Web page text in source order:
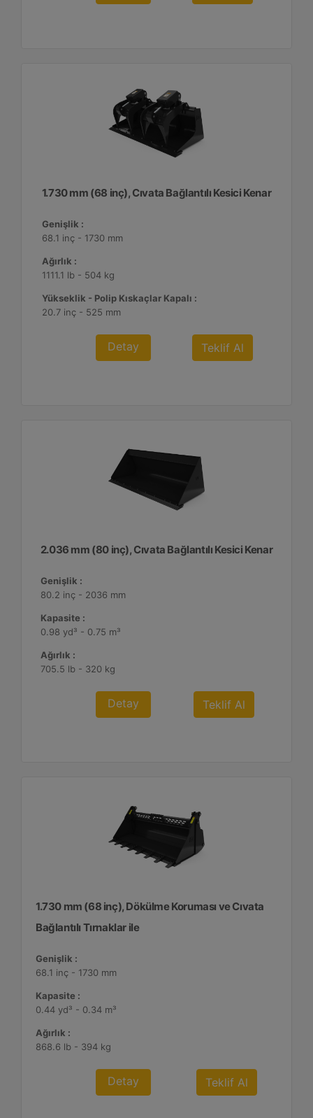
1.730 mm (68 inç), Cıvata Bağlantılı Kesici Kenar
Genişlik :
68.1 inç - 1730 mm
Ağırlık :
1111.1 lb - 504 kg
Yükseklik - Polip Kıskaçlar Kapalı :
20.7 inç - 525 mm
Detay Teklif Al
2.036 mm (80 inç), Cıvata Bağlantılı Kesici Kenar
Genişlik :
80.2 inç - 2036 mm
Kapasite :
0.98 yd³ - 0.75 m³
Ağırlık :
705.5 lb - 320 kg
Detay Teklif Al
1.730 mm (68 inç), Dökülme Koruması ve Cıvata
Bağlantılı Tırnaklar ile
Genişlik :
68.1 inç - 1730 mm
Kapasite :
0.44 yd³ - 0.34 m³
Ağırlık :
868.6 lb - 394 kg
Detay Teklif Al